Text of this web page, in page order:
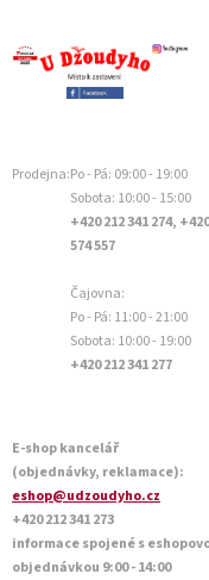
Prodejna:Po - Pá: 09:00 - 19:00
Sobota: 10:00 - 15:00
+420 212 341 274,
574 557
Čajovna:
Po - Pá: 11:00 - 21:00
Sobota: 10:00 - 19:00
+420 212 341 277
E-shop kancelář
(objednávky, reklamace):
eshop@udzoudyho.cz
+420 212 341 273
informace spojené s
objednávkou 9:00 - 14:00